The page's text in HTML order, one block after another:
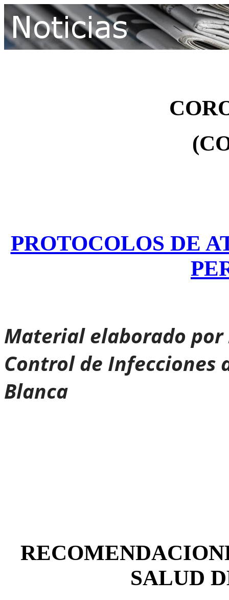
PROTOCOLOS DE
Material elaborado
Control de Infecciones
Blanca
SALUD